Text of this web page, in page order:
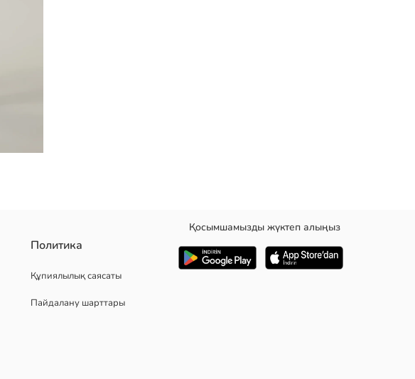
ұзындықта. алдыңғы жағында ойындысы бар, сыдырма және түйме арқылы
Политика
Құпиялылық саясаты
Пайдалану шарттары
Қосымшамызды жүктеп алыңыз